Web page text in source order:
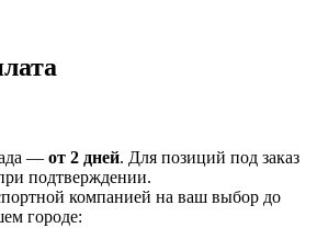
— от 2 дней. Для позиций под заказ
подтверждении.
компанией на ваш выбор до
городе: